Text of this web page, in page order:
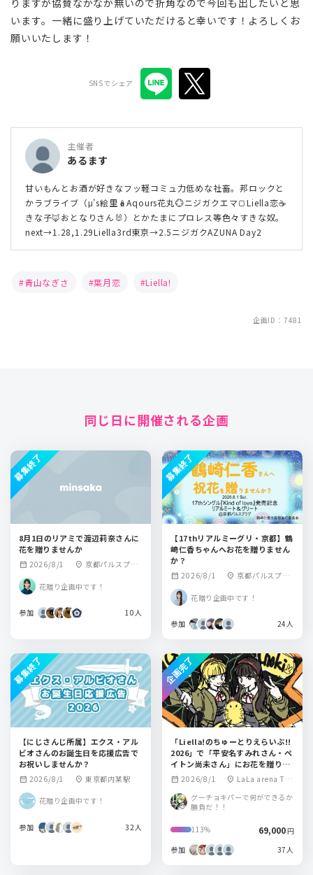
います。一緒に盛り上げていただけると幸いです！よろしくお
願いいたします！
SNSでシェア
主催者
あるます
甘いもんとお酒が好きなフッ軽コミュ力低めな社畜。邦ロックと
かラブライブ（μ’s絵里🪆Aqours花丸💮ニジガクエマ🍞Liella恋☕
きな子🦊おとなりさん🐰）とかたまにプロレス等色々すきな奴。
next→1.28,1.29Liella3rd東京→2.5ニジガクAZUNA Day2
青山なぎさ 葉月恋 Liella!
企画ID：7481
同じ日に開催される企画
8月1日のリアミで渡辺莉奈さんに
花を贈りませんか
calendar_month 2026/8/1 location_on 京都パルスプラ
花贈り企画中です！
参加 10人
募集終了
【17thリアルミーグリ・京都】鶴
崎仁香ちゃんへお花を贈りません
か？
calendar_month 2026/8/1 location_on 京都パルスプラ
花贈り企画中です！
参加 24人
募集終了
【にじさんじ所属】エクス・アル
ビオさんのお誕生日を応援広告で
お祝いしませんか？
calendar_month 2026/8/1 location_on 東京都内某駅
花贈り企画中です！
参加 32人
募集終了
「Liella!のちゅーとりえらいぶ!!
2026」で「平安名すみれさん・ペ
イトン尚未さん」にお花を贈りま
せんか？
calendar_month 2026/8/1 location_on LaLa arena TO
グーチョキパーで何ができるか
勝負だ！！
113% 69,000円
参加
37人
企画完了